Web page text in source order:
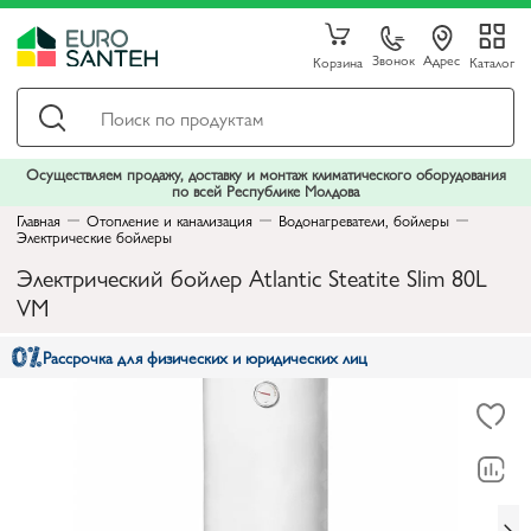
Корзина Звонок Адрес Каталог
Осуществляем продажу, доставку и монтаж климатического оборудования
по всей Республике Молдова
Главная
Отопление и канализация Водонагреватели, бойлеры
Электрические бойлеры
Электрический бойлер Atlantic Steatite Slim 80L
VM
Рассрочка для физических и юридических лиц